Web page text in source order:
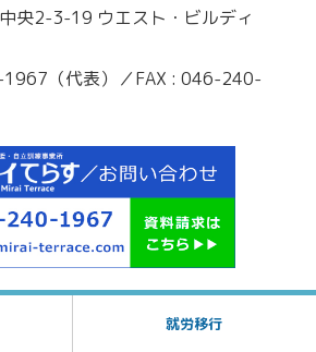
央2-3-19 ウエスト・ビルディ
（代表）／FAX : 046-240-
就労移行